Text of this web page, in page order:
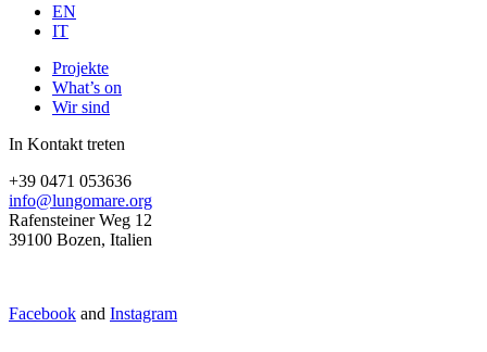
EN
IT
Projekte
What’s on
Wir sind
In Kontakt treten
+39 0471 053636
info@lungomare.org
Rafensteiner Weg 12
39100 Bozen, Italien
Facebook and Instagram